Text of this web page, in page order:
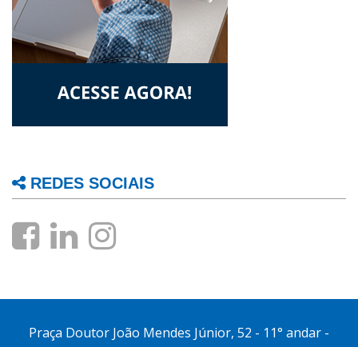
REDES SOCIAIS
Praça Doutor João Mendes Júnior, 52 - 11° andar -